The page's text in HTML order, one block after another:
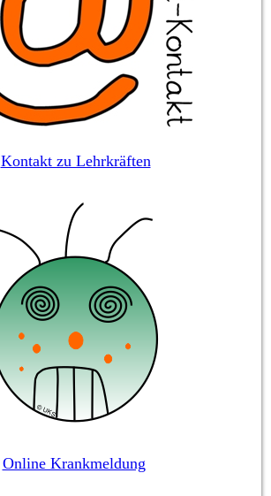
Kontakt zu Lehrkräften
Online Krankmeldung